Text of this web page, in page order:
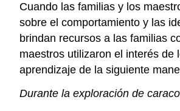
Cuando las familias y los
sobre el comportamiento y las
brindan recursos a las familias
maestros utilizaron el interés
aprendizaje de la siguiente
Durante la exploración de